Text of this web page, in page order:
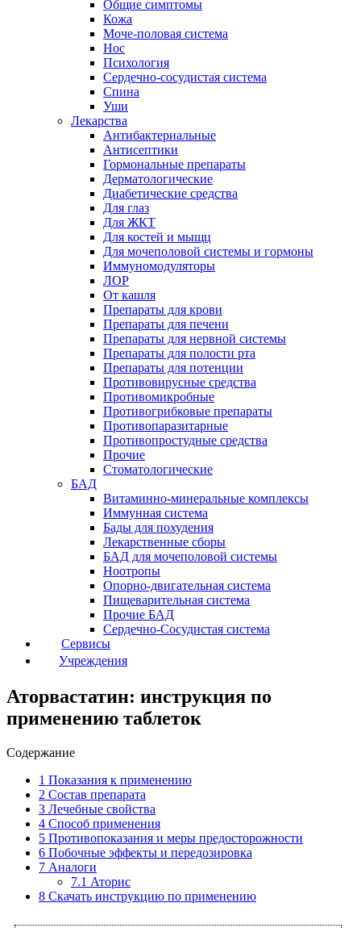
Общие симптомы
Кожа
Моче-половая система
Нос
Психология
Сердечно-сосудистая система
Спина
Уши
Лекарства
Антибактериальные
Антисептики
Гормональные препараты
Дерматологические
Диабетические средства
Для глаз
Для ЖКТ
Для костей и мыщц
Для мочеполовой системы и гормоны
Иммуномодуляторы
ЛОР
От кашля
Препараты для крови
Препараты для печени
Препараты для нервной системы
Препараты для полости рта
Препараты для потенции
Противовирусные средства
Противомикробные
Противогрибковые препараты
Противопаразитарные
Противопростудные средства
Прочие
Стоматологические
БАД
Витаминно-минеральные комплексы
Иммунная система
Бады для похудения
Лекарственные сборы
БАД для мочеполовой системы
Ноотропы
Опорно-двигательная система
Пищеварительная система
Прочие БАД
Сердечно-Сосудистая система
Сервисы
Учреждения
Аторвастатин: инструкция по
применению таблеток
Содержание
1 Показания к применению
2 Состав препарата
3 Лечебные свойства
4 Способ применения
5 Противопоказания и меры предосторожности
6 Побочные эффекты и передозировка
7 Аналоги
7.1 Аторис
8 Скачать инструкцию по применению